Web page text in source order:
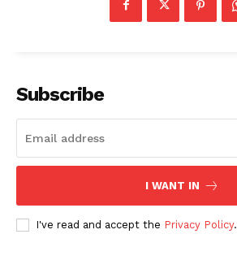
Company
Subscribe
I WANT IN
I've read and accept the Privacy Policy.